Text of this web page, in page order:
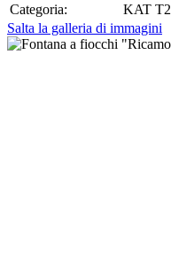
Categoria:
KAT T2
Salta la galleria di immagini